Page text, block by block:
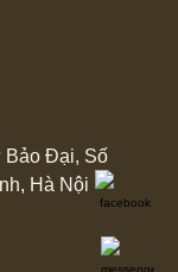
Bảo Đại, Số
Hà Nội